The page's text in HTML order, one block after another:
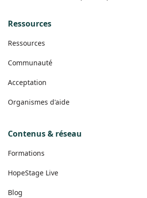
Ressources
Ressources
Communauté
Acceptation
Organismes d'aide
Contenus & réseau
Formations
HopeStage Live
Blog